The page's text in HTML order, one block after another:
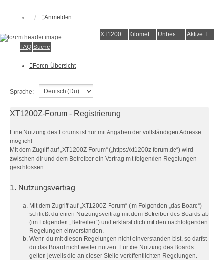
Anmelden
XT1200Z-Wiki Kilometerstatistik Unbeantwortete Themen Aktive Themen
Alles rund um die Yamaha XT1200Z Super Ténéré
FAQ Suche
Foren-Übersicht
Sprache:
XT1200Z-Forum - Registrierung
Eine Nutzung des Forums ist nur mit Angaben der vollständigen Adresse
möglich!
Mit dem Zugriff auf „XT1200Z-Forum“ („https://xt1200z-forum.de“) wird
zwischen dir und dem Betreiber ein Vertrag mit folgenden Regelungen
geschlossen:
1. Nutzungsvertrag
Mit dem Zugriff auf „XT1200Z-Forum“ (im Folgenden „das Board“)
schließt du einen Nutzungsvertrag mit dem Betreiber des Boards ab
(im Folgenden „Betreiber“) und erklärst dich mit den nachfolgenden
Regelungen einverstanden.
Wenn du mit diesen Regelungen nicht einverstanden bist, so darfst
du das Board nicht weiter nutzen. Für die Nutzung des Boards
gelten jeweils die an dieser Stelle veröffentlichten Regelungen.